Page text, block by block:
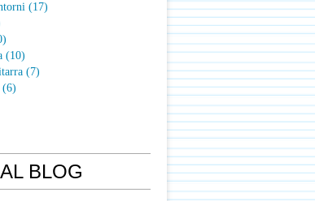
(17)
(10)
(7)
(6)
BLOG